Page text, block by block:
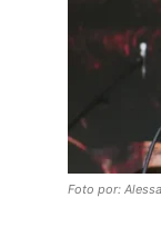
Foto por: